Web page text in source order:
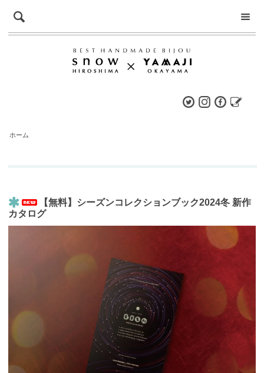
ホーム
【無料】シーズンコレクションブック2024冬 新作
カタログ